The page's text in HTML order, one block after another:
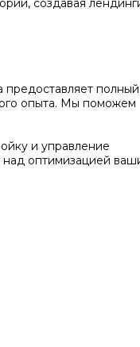
создавая
полный
опыта. Мы поможем
и управление
оптимизацией